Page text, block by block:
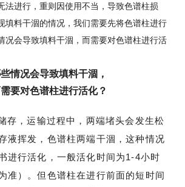
法进行，重则因使用不当，导致色谱柱损
填料干涸的情况，我们需要先将色谱柱进行
况会导致填料干涸，而需要对色谱柱进行活
情况会导致填料干涸，
要对色谱柱进行活化？
存，运输过程中，两端堵头会发生松
液挥发，色谱柱两端干涸，这种情况
进行活化，一般活化时间为1-4小时
准）。但色谱柱在进行前面的短时间